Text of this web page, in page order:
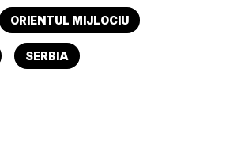
ORIENTUL MIJLOCIU
SERBIA